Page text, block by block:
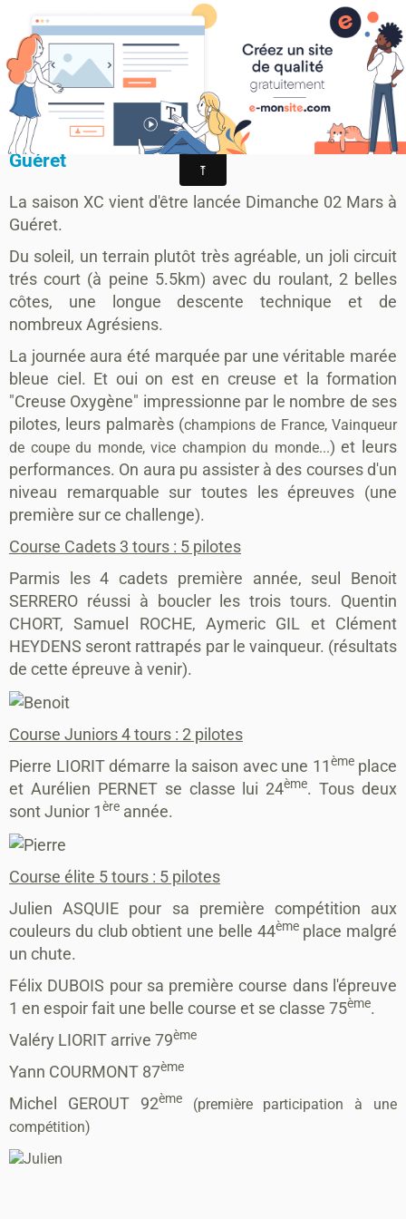
MONTAGRIER VTT-TRAIL
association montagrier sports loisirs
E1 Open XC MASSI Guéret
Première manche du Challenge XC Massi à
Guéret
La saison XC vient d'être lancée Dimanche 02 Mars à
Guéret.
Du soleil, un terrain plutôt très agréable, un joli circuit
trés court (à peine 5.5km) avec du roulant, 2 belles
côtes, une longue descente technique et de
nombreux Agrésiens.
La journée aura été marquée par une véritable marée
bleue ciel. Et oui on est en creuse et la formation
"Creuse Oxygène" impressionne par le nombre de ses
pilotes, leurs palmarès (champions de France, Vainqueur
de coupe du monde, vice champion du monde...) et leurs
performances. On aura pu assister à des courses d'un
niveau remarquable sur toutes les épreuves (une
première sur ce challenge).
Course Cadets 3 tours : 5 pilotes
Parmis les 4 cadets première année, seul Benoit
SERRERO réussi à boucler les trois tours. Quentin
CHORT, Samuel ROCHE, Aymeric GIL et Clément
HEYDENS seront rattrapés par le vainqueur. (résultats
de cette épreuve à venir).
Course Juniors 4 tours : 2 pilotes
Pierre LIORIT démarre la saison avec une 11èmeplace
et Aurélien PERNET se classe lui 24ème. Tous deux
sont Junior 1ère année.
Course élite 5 tours : 5 pilotes
Julien ASQUIE pour sa première compétition aux
couleurs du club obtient une belle 44èmeplace malgré
un chute.
Félix DUBOIS pour sa première course dans l'épreuve
1 en espoir fait une belle course et se classe 75ème.
Valéry LIORIT arrive 79ème
Yann COURMONT 87ème
Michel GEROUT 92ème
(première participation à une
compétition)